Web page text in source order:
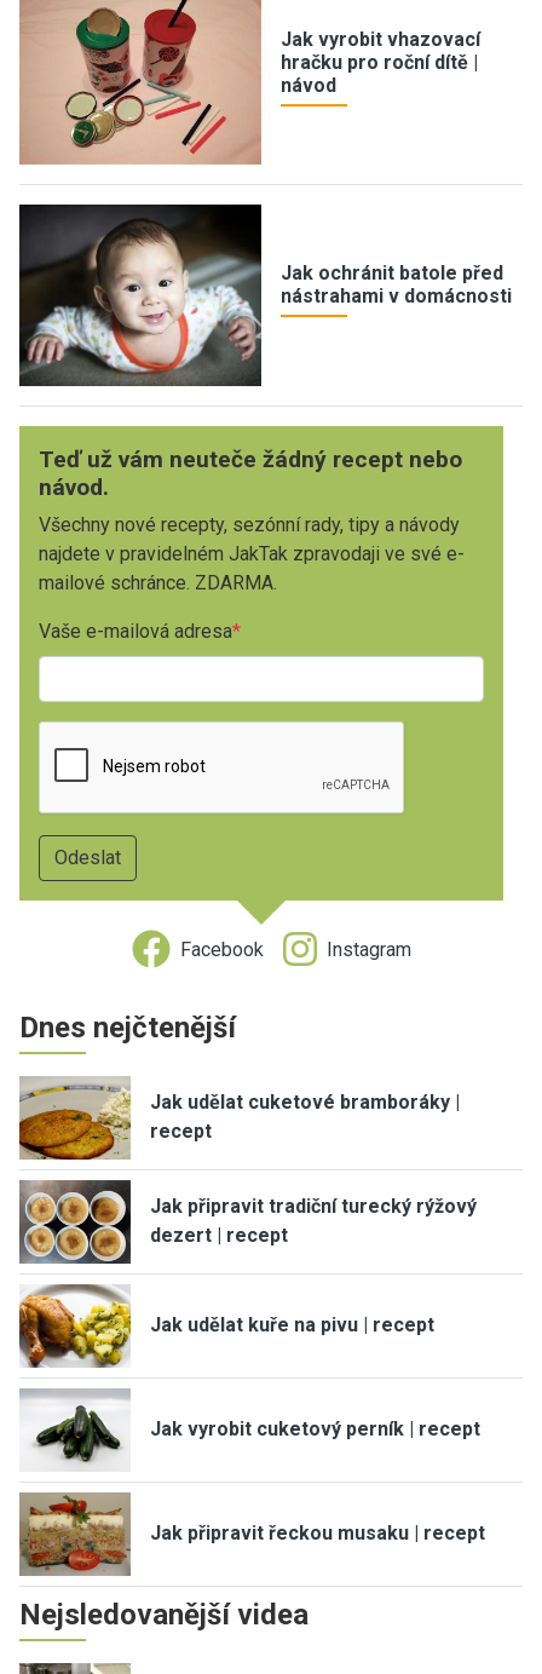
Jak vyrobit vhazovací
hračku pro roční dítě |
návod
Jak ochránit batole před
nástrahami v domácnosti
Teď už vám neuteče žádný recept nebo
návod.
Všechny nové recepty, sezónní rady, tipy a návody
najdete v pravidelném JakTak zpravodaji ve své e-
mailové schránce. ZDARMA.
Vaše e-mailová adresa
Facebook Instagram
Dnes nejčtenější
Jak udělat cuketové bramboráky |
recept
Jak připravit tradiční turecký rýžový
dezert | recept
Jak udělat kuře na pivu | recept
Jak vyrobit cuketový perník | recept
Jak připravit řeckou musaku | recept
Nejsledovanější videa